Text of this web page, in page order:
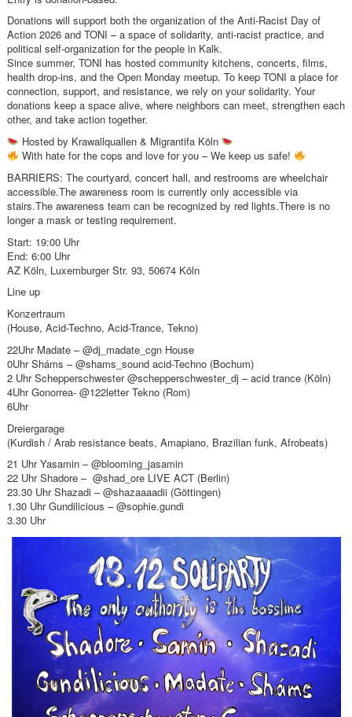
Donations will support both the organization of the Anti-Racist Day of
Action 2026 and TONI – a space of solidarity, anti-racist practice, and
political self-organization for the people in Kalk.
Since summer, TONI has hosted community kitchens, concerts, films,
health drop-ins, and the Open Monday meetup. To keep TONI a place for
connection, support, and resistance, we rely on your solidarity. Your
donations keep a space alive, where neighbors can meet, strengthen each
other, and take action together.
Hosted by Krawallquallen & Migrantifa Köln
With hate for the cops and love for you – We keep us safe!
BARRIERS: The courtyard, concert hall, and restrooms are wheelchair
accessible.The awareness room is currently only accessible via
stairs.The awareness team can be recognized by red lights.There is no
longer a mask or testing requirement.
Start: 19:00 Uhr
End: 6:00 Uhr
AZ Köln, Luxemburger Str. 93, 50674 Köln
Line up
Konzertraum
(House, Acid-Techno, Acid-Trance, Tekno)
22Uhr Madate – @dj_madate_cgn House
0Uhr Sháms – @shams_sound acid-Techno (Bochum)
2 Uhr Schepperschwester @schepperschwester_dj – acid trance (Köln)
4Uhr Gonorrea- @122letter Tekno (Rom)
6Uhr
Dreiergarage
(Kurdish / Arab resistance beats, Amapiano, Brazilian funk, Afrobeats)
21 Uhr Yasamin – @blooming_jasamin
22 Uhr Shadore – @shad_ore LIVE ACT (Berlin)
23.30 Uhr Shazadi – @shazaaaadii (Göttingen)
1.30 Uhr Gundilicious – @sophie.gundi
3.30 Uhr